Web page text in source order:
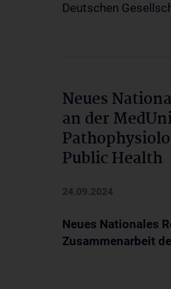
Deutschen
Neues
an der
Public Health
24.09.2024
Neues Nationales
Zusammenarbeit